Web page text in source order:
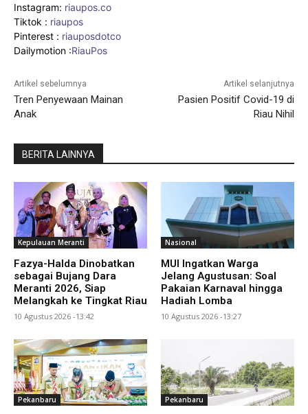
Instagram: riaupos.co
Tiktok : riaupos
Pinterest : riauposdotco
Dailymotion :RiauPos
Artikel sebelumnya
Tren Penyewaan Mainan
Anak
Artikel selanjutnya
Pasien Positif Covid-19 di
Riau Nihil
BERITA LAINNYA
Kepulauan Meranti
Fazya-Halda Dinobatkan
sebagai Bujang Dara
Meranti 2026, Siap
Melangkah ke Tingkat Riau
10 Agustus 2026 -13:42
Nasional
MUI Ingatkan Warga
Jelang Agustusan: Soal
Pakaian Karnaval hingga
Hadiah Lomba
10 Agustus 2026 -13:27
Pekanbaru Pekanbaru